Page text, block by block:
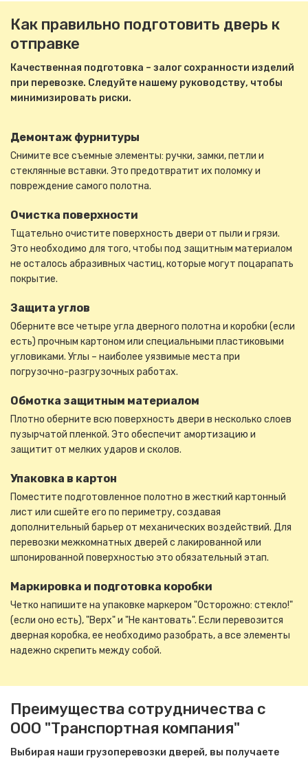
Как правильно подготовить дверь к
отправке
Качественная подготовка – залог сохранности изделий
при перевозке. Следуйте нашему руководству, чтобы
минимизировать риски.
Демонтаж фурнитуры
Снимите все съемные элементы: ручки, замки, петли и
стеклянные вставки. Это предотвратит их поломку и
повреждение самого полотна.
Очистка поверхности
Тщательно очистите поверхность двери от пыли и грязи.
Это необходимо для того, чтобы под защитным материалом
не осталось абразивных частиц, которые могут поцарапать
покрытие.
Защита углов
Оберните все четыре угла дверного полотна и коробки (если
есть) прочным картоном или специальными пластиковыми
угловиками. Углы – наиболее уязвимые места при
погрузочно-разгрузочных работах.
Обмотка защитным материалом
Плотно оберните всю поверхность двери в несколько слоев
пузырчатой пленкой. Это обеспечит амортизацию и
защитит от мелких ударов и сколов.
Упаковка в картон
Поместите подготовленное полотно в жесткий картонный
лист или сшейте его по периметру, создавая
дополнительный барьер от механических воздействий. Для
перевозки межкомнатных дверей с лакированной или
шпонированной поверхностью это обязательный этап.
Маркировка и подготовка коробки
Четко напишите на упаковке маркером "Осторожно: стекло!"
(если оно есть), "Верх" и "Не кантовать". Если перевозится
дверная коробка, ее необходимо разобрать, а все элементы
надежно скрепить между собой.
Преимущества сотрудничества с
ООО "Транспортная компания"
Выбирая наши грузоперевозки дверей, вы получаете